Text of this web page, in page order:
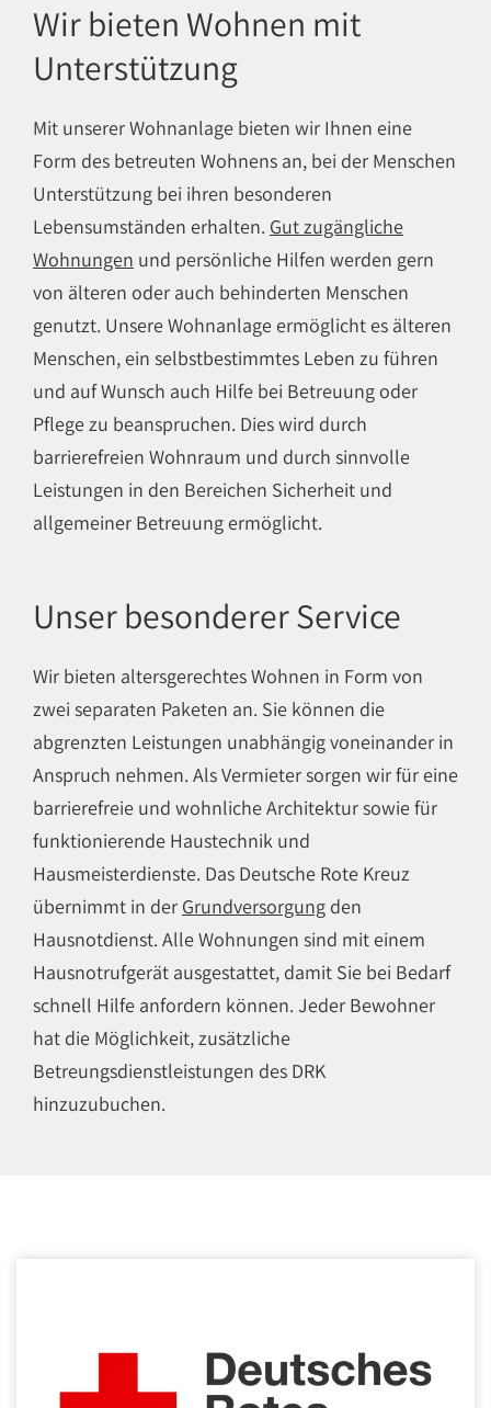
Wir bieten Wohnen mit
Unterstützung
Mit unserer Wohnanlage bieten wir Ihnen eine
Form des betreuten Wohnens an, bei der Menschen
Unterstützung bei ihren besonderen
Lebensumständen erhalten. Gut zugängliche
Wohnungen und persönliche Hilfen werden gern
von älteren oder auch behinderten Menschen
genutzt. Unsere Wohnanlage ermöglicht es älteren
Menschen, ein selbstbestimmtes Leben zu führen
und auf Wunsch auch Hilfe bei Betreuung oder
Pflege zu beanspruchen. Dies wird durch
barrierefreien Wohnraum und durch sinnvolle
Leistungen in den Bereichen Sicherheit und
allgemeiner Betreuung ermöglicht.
Unser besonderer Service
Wir bieten altersgerechtes Wohnen in Form von
zwei separaten Paketen an. Sie können die
abgrenzten Leistungen unabhängig voneinander in
Anspruch nehmen. Als Vermieter sorgen wir für eine
barrierefreie und wohnliche Architektur sowie für
funktionierende Haustechnik und
Hausmeisterdienste. Das Deutsche Rote Kreuz
übernimmt in der Grundversorgung den
Hausnotdienst. Alle Wohnungen sind mit einem
Hausnotrufgerät ausgestattet, damit Sie bei Bedarf
schnell Hilfe anfordern können. Jeder Bewohner
hat die Möglichkeit, zusätzliche
Betreungsdienstleistungen des DRK
hinzuzubuchen.